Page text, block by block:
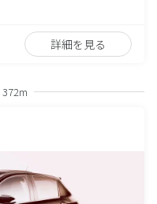
詳細を見る
372m